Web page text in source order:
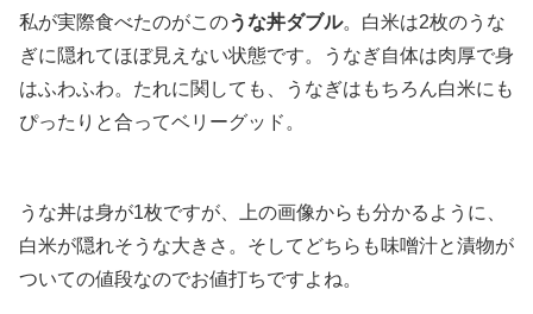
私が実際食べたのがこのうな丼ダブル。白米は2枚のうな
ぎに隠れてほぼ見えない状態です。うなぎ自体は肉厚で身
はふわふわ。たれに関しても、うなぎはもちろん白米にも
ぴったりと合ってベリーグッド。
うな丼は身が1枚ですが、上の画像からも分かるように、
白米が隠れそうな大きさ。そしてどちらも味噌汁と漬物が
ついての値段なのでお値打ちですよね。